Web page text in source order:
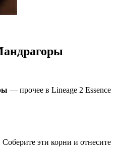
— прочее в Lineage 2 Essence
эти корни и отнесите